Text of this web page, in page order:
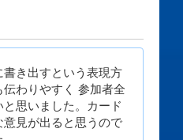
書き出すという表現方
わりやすく 参加者全
思いました。カード
見が出ると思うので